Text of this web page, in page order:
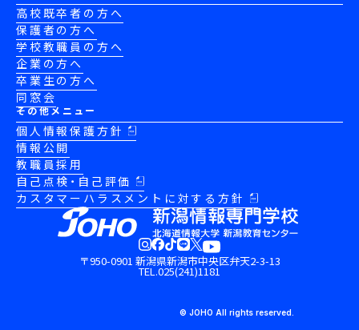
高校既卒者の方へ
保護者の方へ
学校教職員の方へ
企業の方へ
卒業生の方へ
同窓会
その他メニュー
個人情報保護方針
情報公開
教職員採用
自己点検・自己評価
カスタマーハラスメントに対する方針
〒950-0901 新潟県新潟市中央区弁天2-3-13
TEL.025(241)1181
© JOHO All rights reserved.